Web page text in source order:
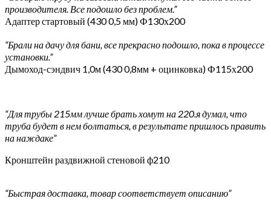
производителя. Все подошло без проблем.”
Адаптер стартовый (430 0,5 мм) Ф130х200
“Брали на дачу для бани, все прекрасно подошло, пока в процессе
установки.”
Дымоход-сэндвич 1,0м (430 0,8мм + оцинковка) Ф115х200
“Для трубы 215мм лучше брать хомут на 220.я думал, что
труба будет в нем болтаться, в результате пришлось править
на наждаке”
Кронштейн раздвижной стеновой ф210
“Быстрая доставка, товар соответствует описанию”